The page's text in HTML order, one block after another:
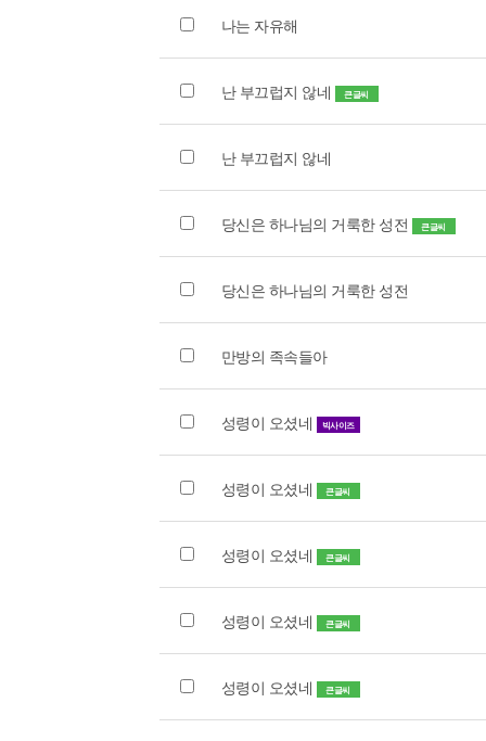
나는 자유해
난 부끄럽지 않네 큰글씨
난 부끄럽지 않네
당신은 하나님의 거룩한 성전 큰글씨
당신은 하나님의 거룩한 성전
만방의 족속들아
성령이 오셨네 빅사이즈
성령이 오셨네 큰글씨
성령이 오셨네 큰글씨
성령이 오셨네 큰글씨
성령이 오셨네 큰글씨